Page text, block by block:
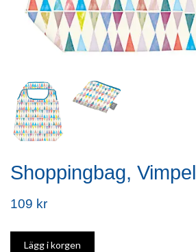
Shoppingbag, Vimpel
109 kr